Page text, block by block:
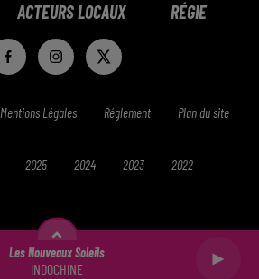
Les Nouveaux Soleils
INDOCHINE
ACTEURS LOCAUX RÉGIE
Mentions Légales Réglement Plan du site
2025 2024 2023 2022